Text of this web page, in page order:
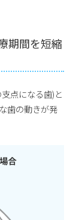
期間を短縮
点になる歯)と
歯の動きが発